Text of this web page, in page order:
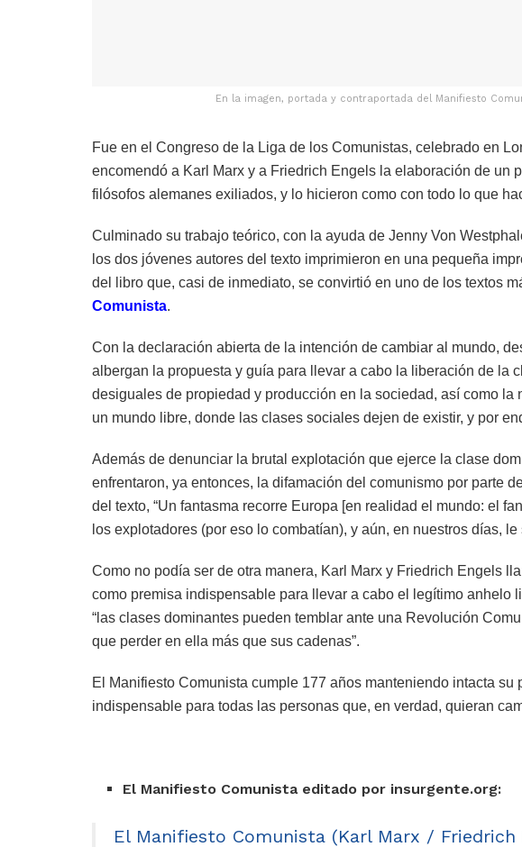
En la imagen, portada y contraportada del Manifiesto
Fue en el Congreso de la Liga de los Comunistas, celebrado en
encomendó a Karl Marx y a Friedrich Engels la elaboración de un
filósofos alemanes exiliados, y lo hicieron como con todo lo que
Culminado su trabajo teórico, con la ayuda de Jenny Von
los dos jóvenes autores del texto imprimieron en una pequeña
del libro que, casi de inmediato, se convirtió en uno de los textos
Comunista.
Con la declaración abierta de la intención de cambiar al mundo,
albergan la propuesta y guía para llevar a cabo la liberación de la
desiguales de propiedad y producción en la sociedad, así como
un mundo libre, donde las clases sociales dejen de existir, y por
Además de denunciar la brutal explotación que ejerce la clase
enfrentaron, ya entonces, la difamación del comunismo por parte
del texto, “Un fantasma recorre Europa [en realidad el mundo: el
los explotadores (por eso lo combatían), y aún, en nuestros días,
Como no podía ser de otra manera, Karl Marx y Friedrich Engels
como premisa indispensable para llevar a cabo el legítimo anhelo
“las clases dominantes pueden temblar ante una Revolución
que perder en ella más que sus cadenas”.
El Manifiesto Comunista cumple 177 años manteniendo intacta
indispensable para todas las personas que, en verdad, quieran
El Manifiesto Comunista editado por insurgente.org:
El Manifiesto Comunista (Karl Marx / Friedrich